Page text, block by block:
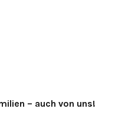
– auch von uns!